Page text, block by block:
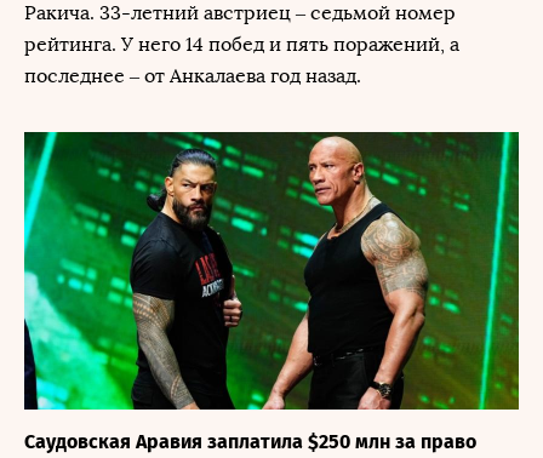
Ракича. 33-летний австриец – седьмой номер
рейтинга. У него 14 побед и пять поражений, а
последнее – от Анкалаева год назад.
Саудовская Аравия заплатила $250 млн за право